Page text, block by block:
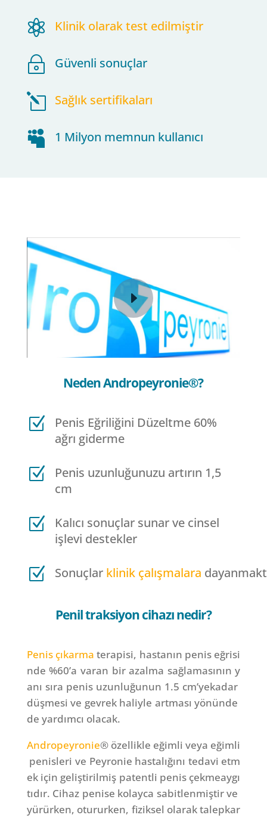
 Klinik olarak test edilmiştir
~ Güvenli sonuçlar
l Sağlık sertifikaları
 1 Milyon memnun kullanıcı
Neden Andropeyronie®?
Z
Penis Eğriliğini Düzeltme 60%
ağrı giderme
Z
Penis uzunluğunuzu artırın 1,5
cm
Z
Kalıcı sonuçlar sunar ve cinsel
işlevi destekler
Z Sonuçlar klinik çalışmalara
Penil traksiyon cihazı nedir?
Penis çıkarma terapisi, hastanın penis eğrisi
nde %60’a varan bir azalma sağlamasının y
anı sıra penis uzunluğunun 1.5 cm’yekadar
düşmesi ve gevrek haliyle artması yönünde
de yardımcı olacak.
Andropeyronie® özellikle eğimli veya eğimli
penisleri ve Peyronie hastalığını tedavi etm
ek için geliştirilmiş patentli penis çekmeaygı
tıdır. Cihaz penise kolayca sabitlenmiştirve
yürürken, otururken, fiziksel olaraktalepkar